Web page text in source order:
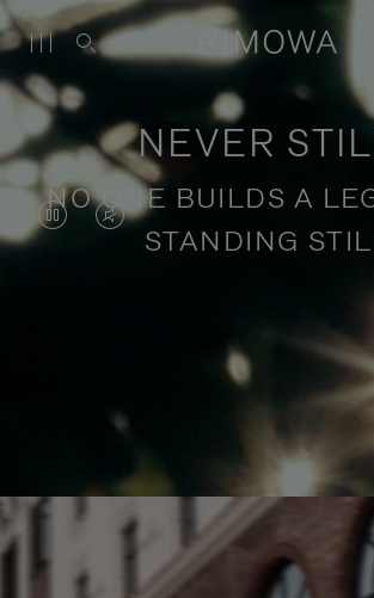
NEVER
NO ONE BUILDS A
STANDING
DAS
ANGEHALTEN,
BITTE
SIE,
UM
ES
VIDEO
KLICKEN
ZUM
AUFHEBEN
DER
Geschichten über
Reisen